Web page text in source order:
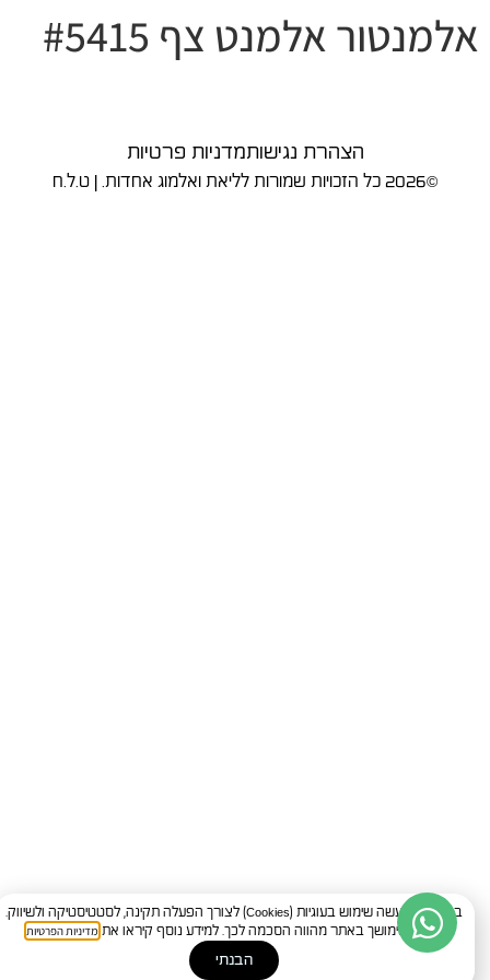
אלמנטור אלמנט צף #5415
הצהרת נגישותמדניות פרטיות
©2026 כל הזכויות שמורות לליאת ואלמוג אחדות. | ט.ל.ח
באתר זה נעשה שימוש בעוגיות (Cookies) לצורך הפעלה תקינה, לסטטיסטיקה ולשיווק.
המשך שימושך באתר מהווה הסכמה לכך. למידע נוסף קיראו את מדיניות הפרטיות
הבנתי